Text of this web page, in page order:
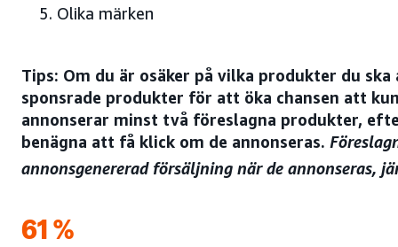
Olika märken
Tips: Om du är osäker på vilka produkter du
sponsrade produkter för att öka chansen att
annonserar minst två föreslagna produkter,
benägna att få klick om de annonseras.
annonsgenererad försäljning när de annonseras,
61 %